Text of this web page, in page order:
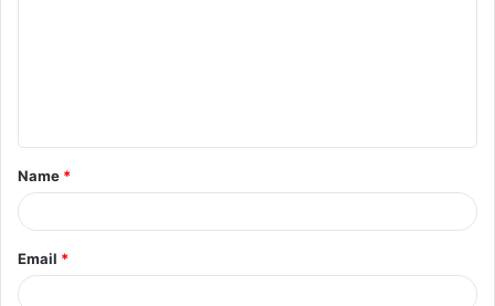
t
*
Name *
Email *